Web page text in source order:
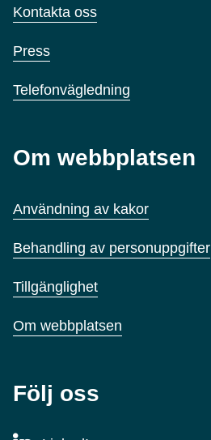
Kontakta oss
Press
Telefonvägledning
Om webbplatsen
Användning av kakor
Behandling av personuppgifter
Tillgänglighet
Om webbplatsen
Följ oss